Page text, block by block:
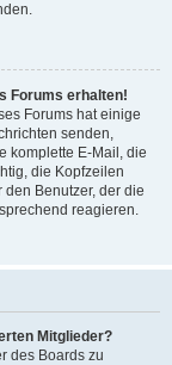
Forums erhalten!
Forums hat einige
senden,
komplette E-Mail, die
die Kopfzeilen
Benutzer, der die
reagieren.
Mitglieder?
des Boards zu